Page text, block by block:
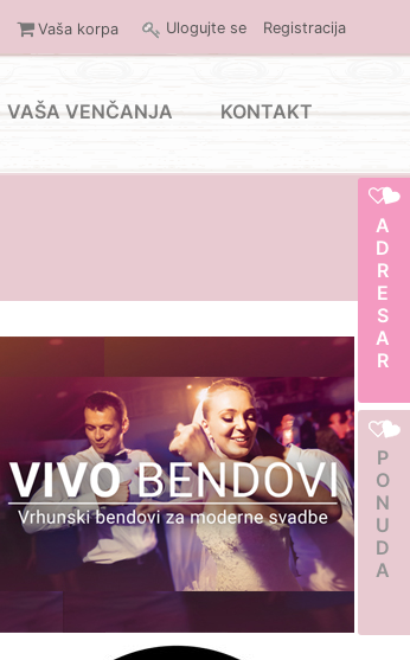
Vaša korpa Ulogujte se Registracija
VAŠA VENČANJA KONTAKT
ADRESAR
PONUDA